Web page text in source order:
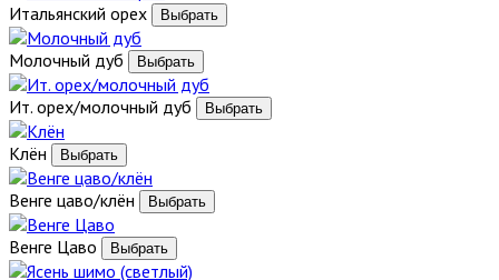
Итальянский орех
Молочный дуб
Ит. орех/молочный дуб
Клён
Венге цаво/клён
Венге Цаво